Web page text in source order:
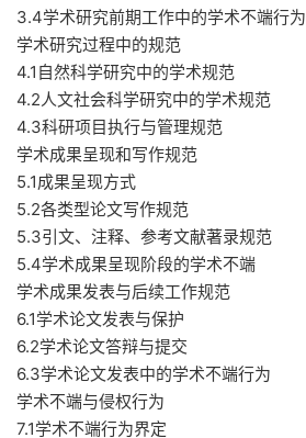
3.4学术研究前期工作中的学术不端行为
学术研究过程中的规范
4.1自然科学研究中的学术规范
4.2人文社会科学研究中的学术规范
4.3科研项目执行与管理规范
学术成果呈现和写作规范
5.1成果呈现方式
5.2各类型论文写作规范
5.3引文、注释、参考文献著录规范
5.4学术成果呈现阶段的学术不端
学术成果发表与后续工作规范
6.1学术论文发表与保护
6.2学术论文答辩与提交
6.3学术论文发表中的学术不端行为
学术不端与侵权行为
7.1学术不端行为界定